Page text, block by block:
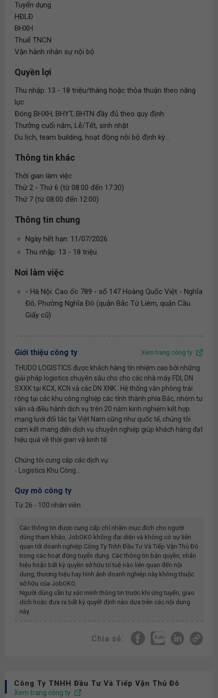
Tuyển dụng
HĐLĐ
BHXH
Thuế TNCN
Vận hành nhân sự nội bộ
Quyền lợi
Thu nhập: 13 - 18 triệu/tháng hoặc thỏa thuận theo năng
lực
Đóng BHXH, BHYT, BHTN đầy đủ theo quy định
Thưởng cuối năm, Lễ/Tết, sinh nhật
Du lịch, team building, hoạt động nội bộ định kỳ...
Thông tin khác
Thời gian làm việc
Thứ 2 - Thứ 6 (từ 08:00 đến 17:30)
Thứ 7 (từ 08:00 đến 12:00)
Thông tin chung
Ngày hết hạn: 11/07/2026
Thu nhập: 13 - 18 triệu
Nơi làm việc
- Hà Nội: Cao ốc 789 - số 147 Hoàng Quốc Việt - Nghĩa
Đô, Phường Nghĩa Đô (quận Bắc Từ Liêm, quận Cầu
Giấy cũ)
Giới thiệu công ty Xem trang công ty
THUDO LOGISTICS được khách hàng tín nhiệm cao bởi những
giải pháp logistics chuyên sâu cho cho các nhà máy FDI, DN
SXXK tại KCX, KCN và các DN XNK.. Hệ thống văn phòng trải
rộng tại các khu công nghiệp các tỉnh thành phía Bắc, nhóm tư
vấn và điều hành dịch vụ trên 20 năm kinh nghiệm kết hợp
mạng lưới đối tác tại Việt Nam cũng như quốc tế, chúng tôi
cam kết mang đến dịch vụ chuyên nghiệp giúp khách hàng đạt
hiệu quả về thời gian và kinh tế.
Chúng tôi cung cấp các dịch vụ:
- Logistics Khu Công...
Quy mô công ty
Từ 26 - 100 nhân viên
Các thông tin được cung cấp chỉ nhằm mục đích cho người
dùng tham khảo, JobOKO không đại diện và không có sự liên
quan tới doanh nghiệp Công Ty Tnhh Đầu Tư Và Tiếp Vận Thủ Đô
trong các hoạt động tuyển dụng. Các thông tin bản quyền, nhãn
hiệu hoặc bất kỳ quyền sở hữu trí tuệ nào liên quan đến nội
dung, thương hiệu hay hình ảnh doanh nghiệp này không thuộc
sở hữu của JobOKO.
Người dùng cần tự xác minh thông tin trước khi ứng tuyển, giao
dịch hoặc đưa ra bất kỳ quyết định nào dựa trên các nội dung
này.
Chia sẻ:
Công Ty TNHH Đầu Tư Và Tiếp Vận Thủ Đô
Xem trang công ty